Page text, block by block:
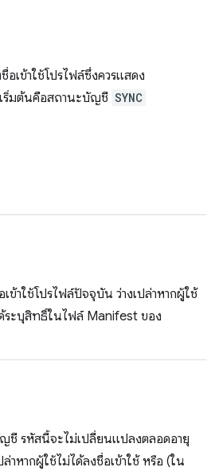
เข้าใช้โปรไฟล์ซึ่งควรแสดง
ริ่มต้นคือสถานะบัญชี SYNC
าใช้โปรไฟล์ปัจจุบัน ว่างเปล่าหากผู้ใช้
ระบุสิทธิ์ในไฟล์ Manifest ของ
ชี รหัสนี้จะไม่เปลี่ยนแปลงตลอดอายุ
าหากผู้ใช้ไม่ได้ลงชื่อเข้าใช้ หรือ (ใน